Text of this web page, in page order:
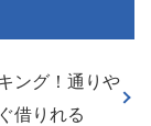
ング！通りや
借りれる